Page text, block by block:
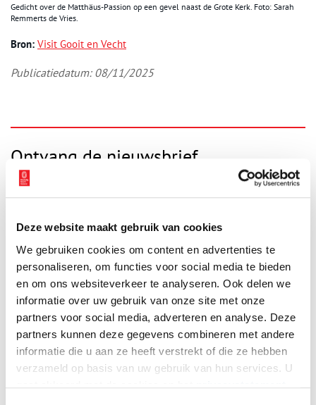
Deze website maakt gebruik van cookies
We gebruiken cookies om content en advertenties te
personaliseren, om functies voor social media te bieden
en om ons websiteverkeer te analyseren. Ook delen we
informatie over uw gebruik van onze site met onze
partners voor social media, adverteren en analyse. Deze
partners kunnen deze gegevens combineren met andere
informatie die u aan ze heeft verstrekt of die ze hebben
verzameld op basis van uw gebruik van hun services. U
Gedicht over de Matthäus-Passion op een gevel naast de Grote Kerk. Foto: Sarah
Remmerts de Vries.
Bron: Visit Gooit en Vecht
Publicatiedatum: 08/11/2025
Ontvang de nieuwsbrief
Wilt u op de hoogte blijven van de mooiste verhalen en het
laatste erfgoednieuws? Schrijf u dan nu in voor onze
Bij inschrijving gaat u akkoord met onsprivacybeleid.
Aanvullingen